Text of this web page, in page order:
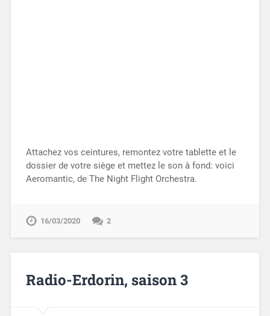
Attachez vos ceintures, remontez votre tablette et le
dossier de votre siège et mettez le son à fond: voici
Aeromantic, de The Night Flight Orchestra.
16/03/2020 2
Radio-Erdorin, saison 3